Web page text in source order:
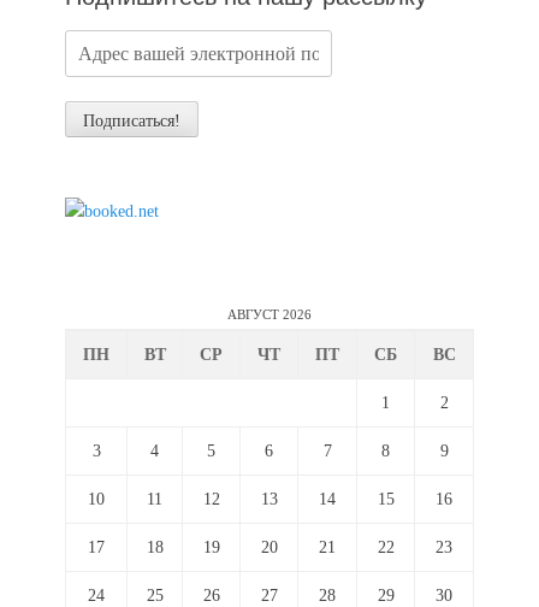
АВГУСТ 2026
ПН ВТ СР ЧТ ПТ СБ ВС
1 2
3 4 5 6 7 8 9
10 11 12 13 14 15 16
17 18 19 20 21 22 23
24 25 26 27 28 29 30